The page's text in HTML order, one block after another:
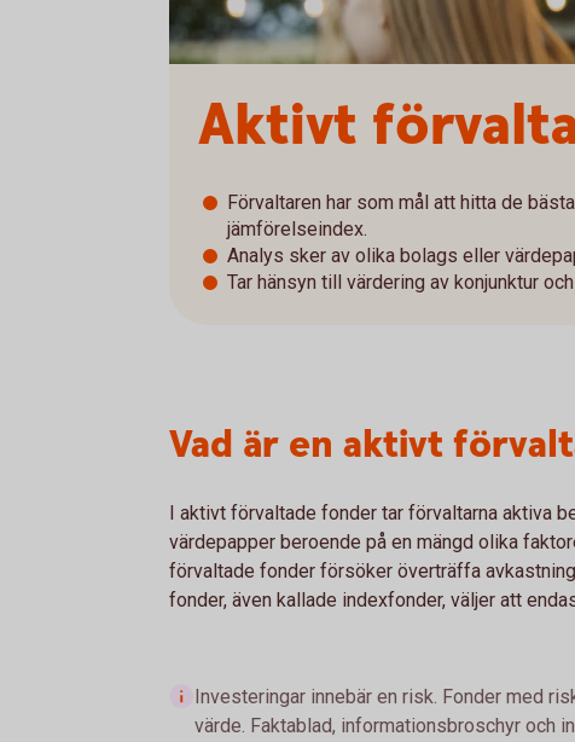
Aktivt
Förvaltaren har som mål att hitta de
jämförelseindex.
Analys sker av olika bolags eller
Tar hänsyn till värdering av konjunktur
Vad är en aktivt
I aktivt förvaltade fonder tar förvaltarna aktiva
värdepapper beroende på en mängd olika
förvaltade fonder försöker överträffa
fonder, även kallade indexfonder, väljer att
Investeringar innebär en risk. Fonder med
värde. Faktablad, informationsbroschyr och